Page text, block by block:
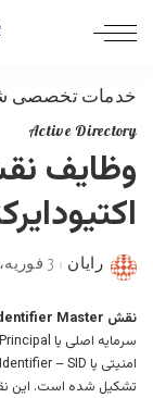
خدمات تخصصی
Active Directory
Posted
رایان 3 فوریه، 2019
نقش Relative Identifier Master یا RID Master در
سرمایه اصلی یا Principal امنیتی در یک